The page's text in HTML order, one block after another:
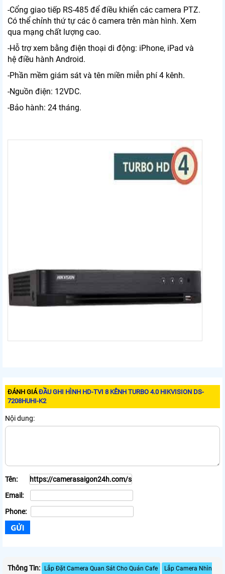
-Cổng giao tiếp RS-485 để điều khiển các camera PTZ.
Có thể chỉnh thứ tự các ô camera trên màn hình. Xem
qua mạng chất lượng cao.
-Hỗ trợ xem bằng điện thoại di động: iPhone, iPad và
hệ điều hành Android.
-Phần mềm giám sát và tên miền miễn phí 4 kênh.
-Nguồn điện: 12VDC.
-Bảo hành: 24 tháng.
ĐÁNH GIÁĐẦU GHI HÌNH HD-TVI 8 KÊNH TURBO 4.0 HIKVISION DS-
7208HUHI-K2
Nội dung:
Tên:
Email:
Phone:
Thông Tin: Lắp Đặt Camera Quan Sát Cho Quán Cafe Lắp Camera Nhìn